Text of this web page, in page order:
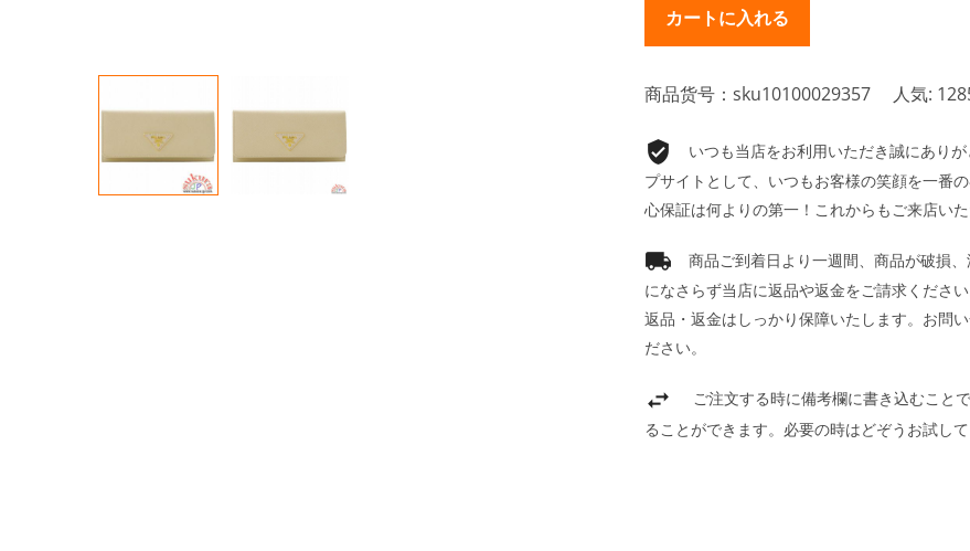
商品货号：sku10100029357 人気:
いつも当店をお利用いただき誠にあり
プサイトとして、いつもお客様の笑顔を一番
心保証は何よりの第一！これからもご来店いた
商品ご到着日より一週間、商品が破損
になさらず当店に返品や返金をご請求くださ
返品・返金はしっかり保障いたします。お問
ださい。
ご注文する時に備考欄に書き込むこと
ることができます。必要の時はどぞうお試して